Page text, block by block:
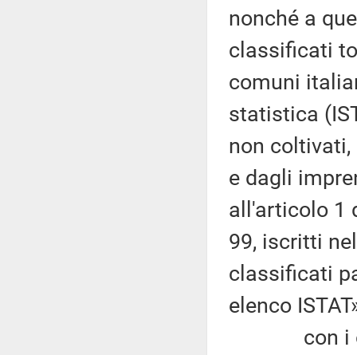
nonché a
classificati
comuni
statistica
non
e dagli
all'articolo 1
99, iscritti
classificati
elenco
con i